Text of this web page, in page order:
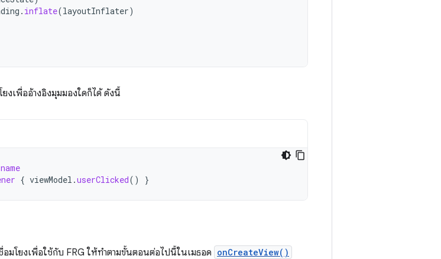
. inflate(layoutInflater)
เพื่ออ้างอิงมุมมองใดก็ได้ ดังนี้
name
{ viewModel .userClicked() }
มโยงเพื่อใช้กับ FRG ให้ทําตามขั้นตอนต่อไปนี้ในเมธอด onCreateView()